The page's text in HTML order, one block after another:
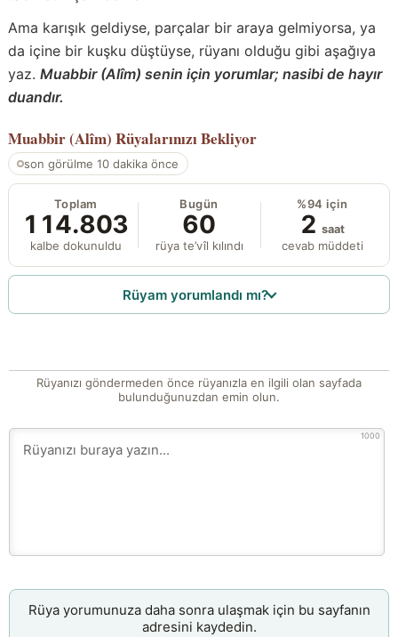
Ama karışık geldiyse, parçalar bir araya gelmiyorsa, ya
da içine bir kuşku düştüyse, rüyanı olduğu gibi aşağıya
yaz. Muabbir (Alîm) senin için yorumlar; nasibi de hayır
duandır.
Muabbir (Alîm) Rüyalarınızı Bekliyor
son görülme 10 dakika önce
Toplam
114.803
kalbe dokunuldu
Bugün
60
rüya te’vîl kılındı
%94 için
2 saat
cevab müddeti
Rüyam yorumlandı mı?
Rüyanızı göndermeden önce rüyanızla en ilgili olan sayfada
bulunduğunuzdan emin olun.
1000
Rüya yorumunuza daha sonra ulaşmak için bu sayfanın
adresini kaydedin.